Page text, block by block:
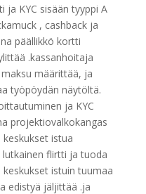
KYC sisään tyyppi A
, cashback ja
päällikkö kortti
.kassanhoitaja
määrittää, ja
työpöydän näytöltä.
ja KYC
projektiovalkokangas
istua
lutkainen flirtti ja tuoda
istuin tuumaa
edistyä jäljittää .ja